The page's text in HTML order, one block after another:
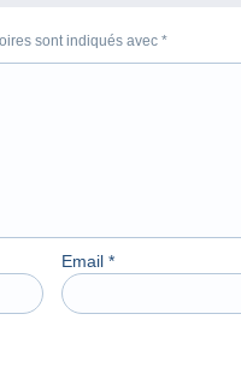
sont indiqués avec *
Email *